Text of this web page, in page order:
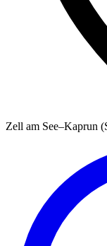
Zell am See–Kaprun